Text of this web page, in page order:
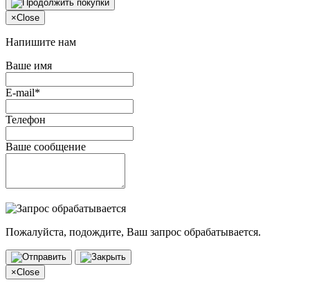
×Close
Напишите нам
Ваше имя
E-mail*
Телефон
Ваше сообщение
Пожалуйста, подождите, Ваш запрос обрабатывается.
×Close